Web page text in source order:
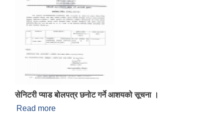
सेनिटरी प्याड बोलपत्र छनोट गर्ने आशयको सूचना ।
Read more